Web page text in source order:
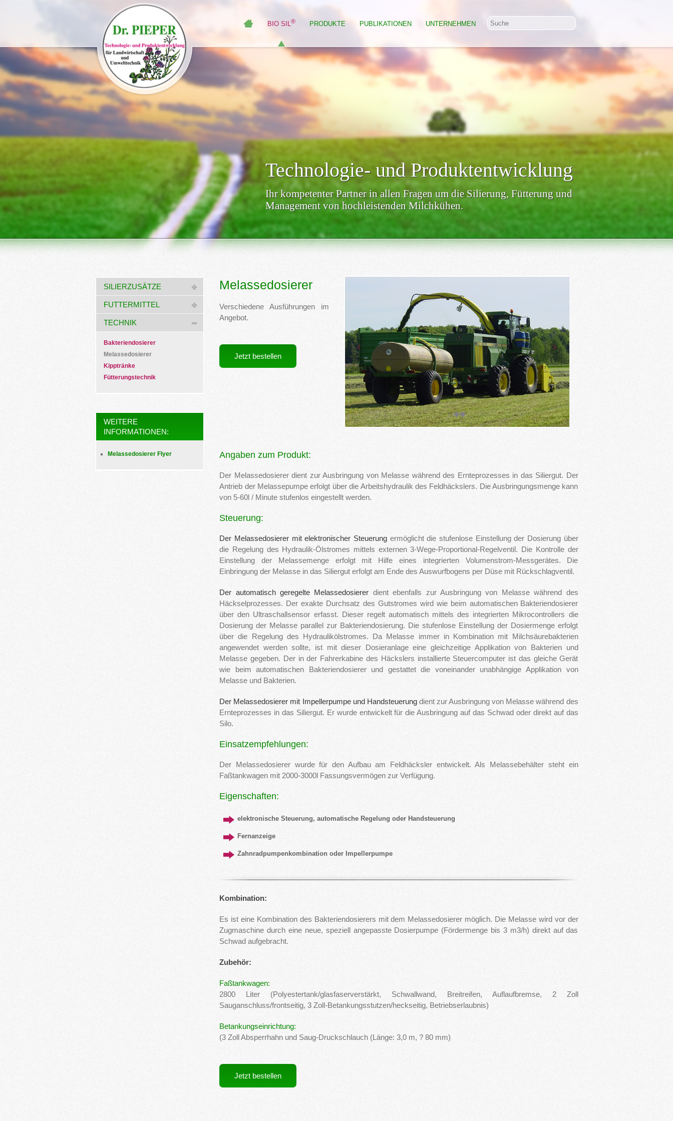
BIO SIL® PRODUKTE PUBLIKATIONEN UNTERNEHMEN
Technologie- und Produktentwicklung
Ihr kompetenter Partner in allen Fragen um die Silierung, Fütterung und
Management von hochleistenden Milchkühen.
SILIERZUSÄTZE
FUTTERMITTEL
TECHNIK
Bakteriendosierer
Melassedosierer
Kipptränke
Fütterungstechnik
WEITERE
INFORMATIONEN:
Melassedosierer Flyer
Melassedosierer
Verschiedene Ausführungen im
Angebot.
Jetzt bestellen
Angaben zum Produkt:
Der Melassedosierer dient zur Ausbringung von Melasse während des Ernteprozesses in das Siliergut. Der
Antrieb der Melassepumpe erfolgt über die Arbeitshydraulik des Feldhäckslers. Die Ausbringungsmenge kann
von 5-60l / Minute stufenlos eingestellt werden.
Steuerung:
Der Melassedosierer mit elektronischer Steuerungermöglicht die stufenlose Einstellung der Dosierung über
die Regelung des Hydraulik-Ölstromes mittels externen 3-Wege-Proportional-Regelventil. Die Kontrolle der
Einstellung der Melassemenge erfolgt mit Hilfe eines integrierten Volumenstrom-Messgerätes. Die
Einbringung der Melasse in das Siliergut erfolgt am Ende des Auswurfbogens per Düse mit Rückschlagventil.
Der automatisch geregelte Melassedosierer dient ebenfalls zur Ausbringung von Melasse während des
Häckselprozesses. Der exakte Durchsatz des Gutstromes wird wie beim automatischen Bakteriendosierer
über den Ultraschallsensor erfasst. Dieser regelt automatisch mittels des integrierten Mikrocontrollers die
Dosierung der Melasse parallel zur Bakteriendosierung. Die stufenlose Einstellung der Dosiermenge erfolgt
über die Regelung des Hydraulikölstromes. Da Melasse immer in Kombination mit Milchsäurebakterien
angewendet werden sollte, ist mit dieser Dosieranlage eine gleichzeitige Applikation von Bakterien und
Melasse gegeben. Der in der Fahrerkabine des Häckslers installierte Steuercomputer ist das gleiche Gerät
wie beim automatischen Bakteriendosierer und gestattet die voneinander unabhängige Applikation von
Melasse und Bakterien.
Der Melassedosierer mit Impellerpumpe und Handsteuerungdient zur Ausbringung von Melasse während des
Ernteprozesses in das Siliergut. Er wurde entwickelt für die Ausbringung auf das Schwad oder direkt auf das
Silo.
Einsatzempfehlungen:
Der Melassedosierer wurde für den Aufbau am Feldhäcksler entwickelt. Als Melassebehälter steht ein
Faßtankwagen mit 2000-3000l Fassungsvermögen zur Verfügung.
Eigenschaften:
elektronische Steuerung, automatische Regelung oder Handsteuerung
Fernanzeige
Zahnradpumpenkombination oder Impellerpumpe
Kombination:
Es ist eine Kombination des Bakteriendosierers mit dem Melassedosierer möglich. Die Melasse wird vor der
Zugmaschine durch eine neue, speziell angepasste Dosierpumpe (Fördermenge bis 3 m3/h) direkt auf das
Schwad aufgebracht.
Zubehör:
Faßtankwagen:
2800 Liter (Polyestertank/glasfaserverstärkt, Schwallwand, Breitreifen, Auflaufbremse, 2 Zoll
Sauganschluss/frontseitig, 3 Zoll-Betankungsstutzen/heckseitig, Betriebserlaubnis)
Betankungseinrichtung:
(3 Zoll Absperrhahn und Saug-Druckschlauch (Länge: 3,0 m, ? 80 mm)
Jetzt bestellen